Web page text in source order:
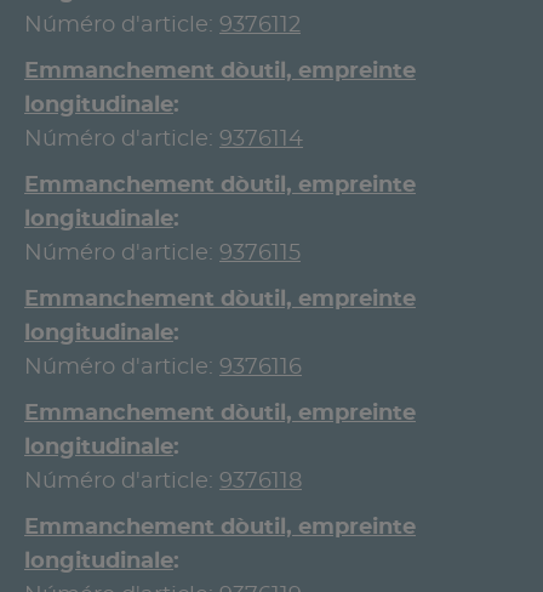
Núméro d'article: 9376112
Emmanchement d`outil, empreinte
longitudinale
Núméro d'article: 9376114
Emmanchement d`outil, empreinte
longitudinale
Núméro d'article: 9376115
Emmanchement d`outil, empreinte
longitudinale
Núméro d'article: 9376116
Emmanchement d`outil, empreinte
longitudinale
Núméro d'article: 9376118
Emmanchement d`outil, empreinte
longitudinale